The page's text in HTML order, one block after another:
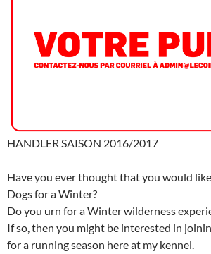
HANDLER SAISON 2016/2017
Have you ever thought that you would
Dogs for a Winter?
Do you urn for a Winter wilderness
If so, then you might be interested in
for a running season here at my kennel.